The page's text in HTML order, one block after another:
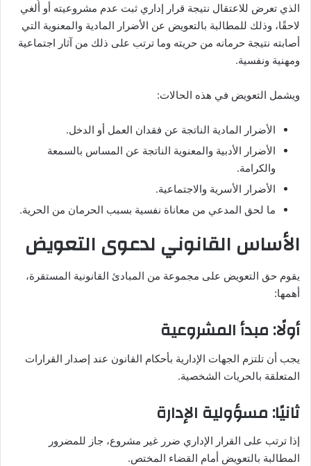
الذي تعرض للاعتقال نتيجة قرار إداري ثبت عدم مشروعيته أو أُلغي
لاحقًا، وذلك للمطالبة بالتعويض عن الأضرار المادية والمعنوية التي
أصابته نتيجة حرمانه من حريته وما ترتب على ذلك من آثار اجتماعية
ومهنية ونفسية.
ويشمل التعويض في هذه الحالات:
الأضرار المادية الناتجة عن فقدان العمل أو الدخل.
الأضرار الأدبية والمعنوية الناتجة عن المساس بالسمعة
والكرامة.
الأضرار الأسرية والاجتماعية.
ما لحق المدعي من معاناة نفسية بسبب الحرمان من الحرية.
الأساس القانوني لدعوى التعويض
يقوم حق التعويض على مجموعة من المبادئ القانونية المستقرة،
أهمها:
أولًا: مبدأ المشروعية
يجب أن تلتزم الجهات الإدارية بأحكام القانون عند إصدار القرارات
المتعلقة بالحريات الشخصية.
ثانيًا: مسؤولية الإدارة
إذا ترتب على القرار الإداري ضرر غير مشروع، جاز للمضرور
المطالبة بالتعويض أمام القضاء المختص.